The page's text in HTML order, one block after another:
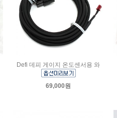
Defi 데피 게이지 온도센서용 와
69,000원